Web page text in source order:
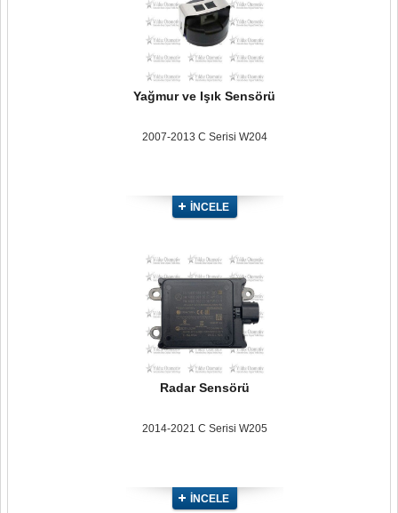
Yağmur ve Işık Sensörü
2007-2013 C Serisi W204
İNCELE
Radar Sensörü
2014-2021 C Serisi W205
İNCELE